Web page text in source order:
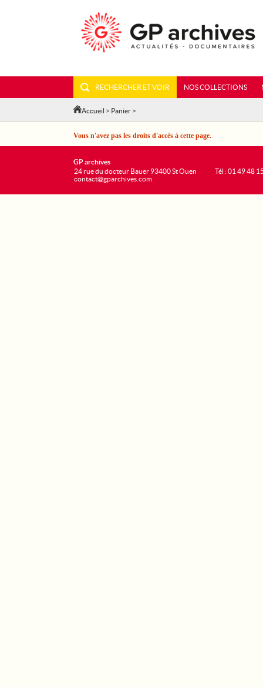
RECHERCHER ET VOIR NOS COLLECTIONS
Accueil > Panier >
Vous n'avez pas les droits d'accès à cette page.
GP archives
24 rue du docteur Bauer 93400 St Ouen
contact@gparchives.com
Tél : 01 49 48